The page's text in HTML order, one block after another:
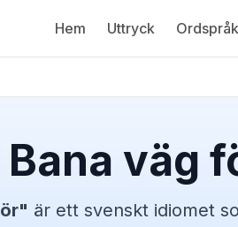
Hem Uttryck Ordspråk
Bana väg
" är ett svenskt idiomet